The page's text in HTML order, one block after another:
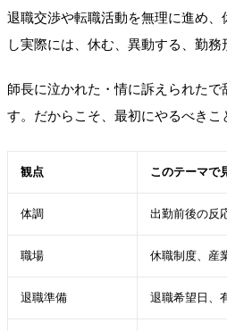
退職交渉や転職活動を無理に進め
し実際には、休む、異動する、勤
師長に泣かれた・情に訴えられた
す。だからこそ、最初にやるべき
観点 このテーマで
体調 出勤前後の反
職場 休職制度、産
退職準備 退職希望日、